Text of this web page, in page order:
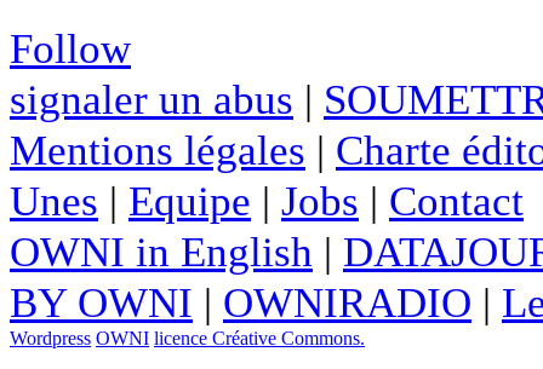
Follow
signaler un abus |
Mentions légales | Charte
Unes | Equipe | Jobs | Contact
OWNI in English |
BY OWNI | OWNIRADIO |
Wordpress OWNI licence Créative Commons.